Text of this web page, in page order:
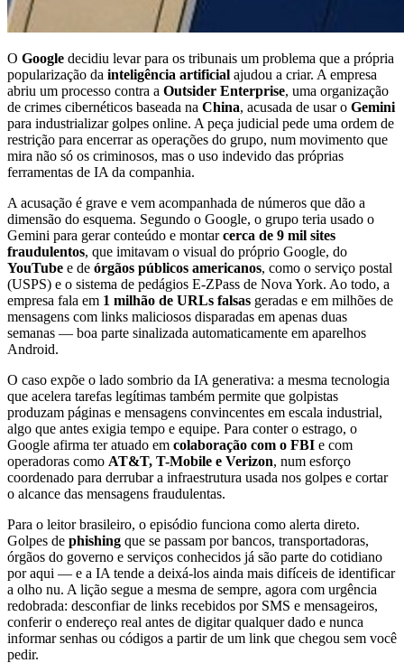
O Google decidiu levar para os tribunais um problema que a própria
popularização da inteligência artificial ajudou a criar. A empresa
abriu um processo contra a Outsider Enterprise, uma organização
de crimes cibernéticos baseada na China, acusada de usar o Gemini
para industrializar golpes online. A peça judicial pede uma ordem de
restrição para encerrar as operações do grupo, num movimento que
mira não só os criminosos, mas o uso indevido das próprias
ferramentas de IA da companhia.
A acusação é grave e vem acompanhada de números que dão a
dimensão do esquema. Segundo o Google, o grupo teria usado o
Gemini para gerar conteúdo e montarcerca de 9 mil sites
fraudulentos, que imitavam o visual do próprio Google, do
YouTube e de órgãos públicos americanos, como o serviço postal
(USPS) e o sistema de pedágios E-ZPass de Nova York. Ao todo, a
empresa fala em 1 milhão de URLs falsas geradas e em milhões de
mensagens com links maliciosos disparadas em apenas duas
semanas — boa parte sinalizada automaticamente em aparelhos
Android.
O caso expõe o lado sombrio da IA generativa: a mesma tecnologia
que acelera tarefas legítimas também permite que golpistas
produzam páginas e mensagens convincentes em escala industrial,
algo que antes exigia tempo e equipe. Para conter o estrago, o
Google afirma ter atuado em colaboração com o FBI e com
operadoras como AT&T, T-Mobile e Verizon, num esforço
coordenado para derrubar a infraestrutura usada nos golpes e cortar
o alcance das mensagens fraudulentas.
Para o leitor brasileiro, o episódio funciona como alerta direto.
Golpes de phishing que se passam por bancos, transportadoras,
órgãos do governo e serviços conhecidos já são parte do cotidiano
por aqui — e a IA tende a deixá-los ainda mais difíceis de identificar
a olho nu. A lição segue a mesma de sempre, agora com urgência
redobrada: desconfiar de links recebidos por SMS e mensageiros,
conferir o endereço real antes de digitar qualquer dado e nunca
informar senhas ou códigos a partir de um link que chegou sem você
pedir.